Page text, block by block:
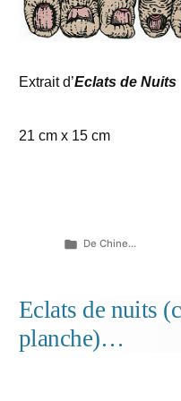
Extrait d’Eclats de Nuits
21 cm x 15 cm
Publié
De Chine...
Eclats de nuits
planche)…